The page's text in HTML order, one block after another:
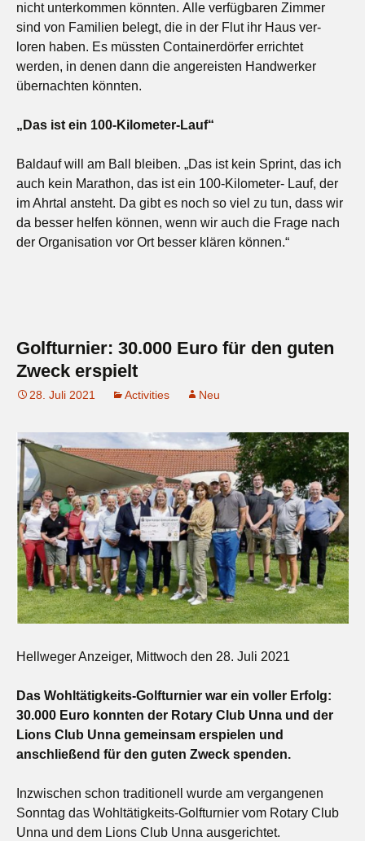
nicht unterkommen könnten. Alle verfügbaren Zimmer
sind von Familien belegt, die in der Flut ihr Haus ver-
loren haben. Es müssten Containerdörfer errichtet
werden, in denen dann die angereisten Handwerker
übernachten könnten.
„Das ist ein 100-Kilometer-Lauf“
Baldauf will am Ball bleiben. „Das ist kein Sprint, das ich
auch kein Marathon, das ist ein 100-Kilometer- Lauf, der
im Ahrtal ansteht. Da gibt es noch so viel zu tun, dass wir
da besser helfen können, wenn wir auch die Frage nach
der Organisation vor Ort besser klären können.“
Golfturnier: 30.000 Euro für den guten
Zweck erspielt
28. Juli 2021 Activities Neu
Hellweger Anzeiger, Mittwoch den 28. Juli 2021
Das Wohltätigkeits-Golfturnier war ein voller Erfolg:
30.000 Euro konnten der Rotary Club Unna und der
Lions Club Unna gemeinsam erspielen und
anschließend für den guten Zweck spenden.
Inzwischen schon traditionell wurde am vergangenen
Sonntag das Wohltätigkeits-Golfturnier vom Rotary Club
Unna und dem Lions Club Unna ausgerichtet.